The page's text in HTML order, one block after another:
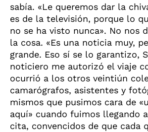
sabía. «Le queremos dar la
es de la televisión, porque lo
no se ha visto nunca». No nos
la cosa. «Es una noticia muy,
grande. Eso sí se lo garantizo,
noticiero me autorizó el viaje
ocurrió a los otros veintiún
camarógrafos, asistentes y
mismos que pusimos cara de
aquí» cuando fuimos llegando
cita, convencidos de que cada